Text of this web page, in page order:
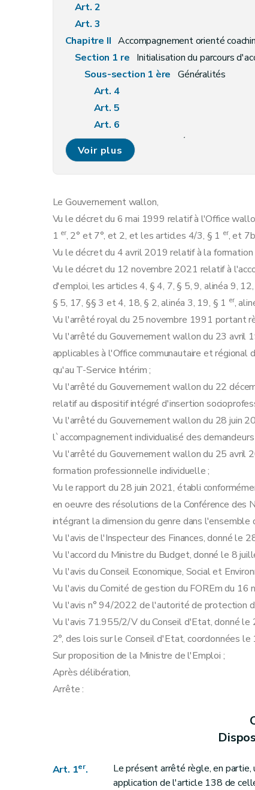
Art. 2
Art. 3
Chapitre II Accompagnement orienté
Section 1 re Initialisation du parcours
Sous-section 1 ère Généralités
Art. 4
Art. 5
Art. 6
Sous-section 2
Degré de robustesse
Art. 7
Art. 10
Sous-section 3 Degré d'autonomie
Art. 11
Art. 12
Sous-section 4 Degré de proximité du
Art. 13
Art. 14
Sous-section 5 Affectation.
Art. 15
Art. 16
Section 2 Modalités d'accompagnement
Sous-section 1 ère Généralités
Art. 17
Art. 18
Art. 19
Sous-section 2 Accompagnement à
Art. 20
Art. 21
Sous-section 3 Accompagnement à
Art. 22
Art. 23
Sous-section 4 Accompagnement en
Art. 25
Art. 24
Sous-section 5 Accompagnement en
Art. 27
Art. 26
Section 3 Entretien de bilan et entretien
Art. 28
Art. 33
Section 4 Plan d'actions
Voir plus
Le Gouvernement wallon,
Vu le décret du 6 mai 1999 relatif à l'Office
1 er, 2° et 7°, et 2, et les articles 4/3, § 1 er, et
Vu le décret du 4 avril 2019 relatif à la
Vu le décret du 12 novembre 2021 relatif à
d'emploi, les articles 4, § 4, 7, § 5, 9, alinéa 9,
§ 5, 17, §§ 3 et 4, 18, § 2, alinéa 3, 19, § 1 er,
Vu l'arrêté royal du 25 novembre 1991 portant
Vu l'arrêté du Gouvernement wallon du 23
applicables à l'Office communautaire et
qu'au T-Service Intérim ;
Vu l'arrêté du Gouvernement wallon du 22
relatif au dispositif intégré d'insertion
Vu l'arrêté du Gouvernement wallon du 28 juin
l`accompagnement individualisé des
Vu l'arrêté du Gouvernement wallon du 25
formation professionnelle individuelle ;
Vu le rapport du 28 juin 2021, établi
en oeuvre des résolutions de la Conférence
intégrant la dimension du genre dans
Vu l'avis de l'Inspecteur des Finances, donné le
Vu l'accord du Ministre du Budget, donné le 8
Vu l'avis du Conseil Economique, Social et
Vu l'avis du Comité de gestion du FOREm du 16
Vu l'avis n° 94/2022 de l'autorité de protection
Vu l'avis 71.955/2/V du Conseil d'Etat, donné
2°, des lois sur le Conseil d'Etat, coordonnées le
Sur proposition de la Ministre de l'Emploi ;
Après délibération,
Arrête :
Art. 1er.
Le présent arrêté règle, en
application de l'article 138 de